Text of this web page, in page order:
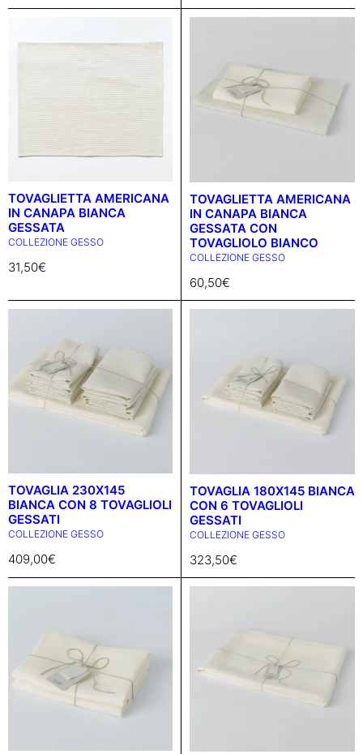
TOVAGLIETTA AMERICANA
IN CANAPA BIANCA
GESSATA
COLLEZIONE GESSO
31,50€
TOVAGLIETTA AMERICANA
IN CANAPA BIANCA
GESSATA CON
TOVAGLIOLO BIANCO
COLLEZIONE GESSO
60,50€
TOVAGLIA 230X145
BIANCA CON 8 TOVAGLIOLI
GESSATI
COLLEZIONE GESSO
409,00€
TOVAGLIA 180X145 BIANCA
CON 6 TOVAGLIOLI
GESSATI
COLLEZIONE GESSO
323,50€